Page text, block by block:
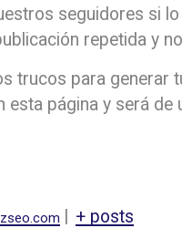
seguidores si
repetida y
trucos para generar
esta página y será de
+ posts